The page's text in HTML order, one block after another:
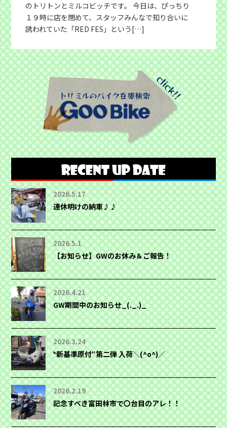
のトリトンとミルコビッチです。 今日は、ぴっちり
１９時に店を閉めて、スタッフみんなで知り合いに
誘われていた「RED FES」という[…]
2026.5.17
連休明けの納車♪♪
2026.5.1
【お知らせ】GWのお休み＆ご報告！
2026.4.21
GW期間中のお知らせ_(._.)_
2026.3.24
‶新基準原付″第二弾 入荷＼(^o^)／
2026.2.19
記念すべき富田林市で〇台目のアレ！！